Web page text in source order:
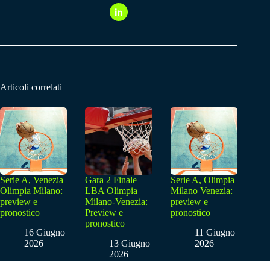
Articoli correlati
Serie A, Venezia
Olimpia Milano:
preview e
pronostico
16 Giugno
2026
Gara 2 Finale
LBA Olimpia
Milano-Venezia:
Preview e
pronostico
13 Giugno
2026
Serie A, Olimpia
Milano Venezia:
preview e
pronostico
11 Giugno
2026